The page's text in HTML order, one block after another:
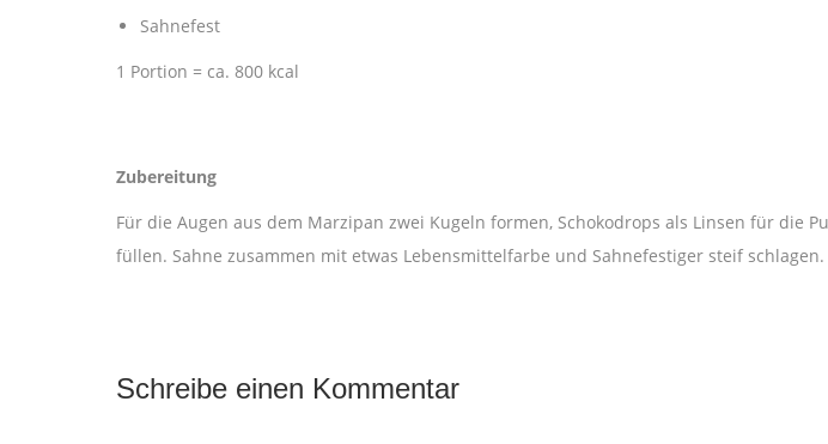
Sahnefest
1 Portion = ca. 800 kcal
Zubereitung
Für die Augen aus dem Marzipan zwei Kugeln formen, Schokodrops als Linsen für die
füllen. Sahne zusammen mit etwas Lebensmittelfarbe und Sahnefestiger steif
Schreibe einen Kommentar